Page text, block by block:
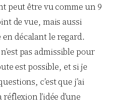
peut être vu comme un 9
de vue, mais aussi
décalant le regard.
pas admissible pour
est possible, et si je
c’est que j’ai
l’idée d’une